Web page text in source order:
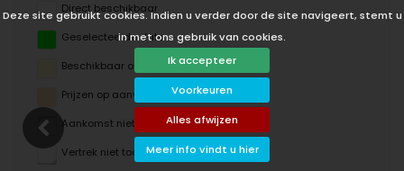
Deze site gebruikt cookies. Indien u verder door de site navigeert, stemt u
in met ons gebruik van cookies.
Ik accepteer
Voorkeuren
Alles afwijzen
Meer info vindt u hier
Direct beschikbaar
Geselecteerde data
Beschikbaar op aanvraag
Prijzen op aanvraag
Aankomst niet toegestaan
Vertrek niet toegestaan